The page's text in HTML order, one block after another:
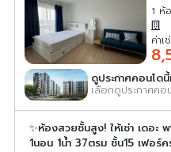
1 ห้
ค่าเ
ดูประกาศคอนโด
เลือกดูประกาศคอ
✨ห้องสวยชั้นสูง! ให้เช่า เดอะ
1นอน 1น้ำ 37ตรม ชั้น15 เฟอร์